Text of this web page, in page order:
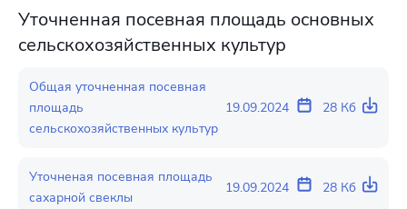
Уточненная посевная площадь основных
сельскохозяйственных культур
Общая уточненная посевная
площадь
сельскохозяйственных культур
19.09.2024 28 Кб
Уточненая посевная площадь
сахарной свеклы
19.09.2024 28 Кб